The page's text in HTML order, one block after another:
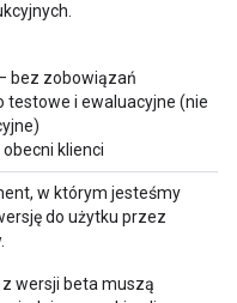
bez zobowiązań
testowe i ewaluacyjne (nie
klienci
w którym jesteśmy
do użytku przez
wersji beta muszą